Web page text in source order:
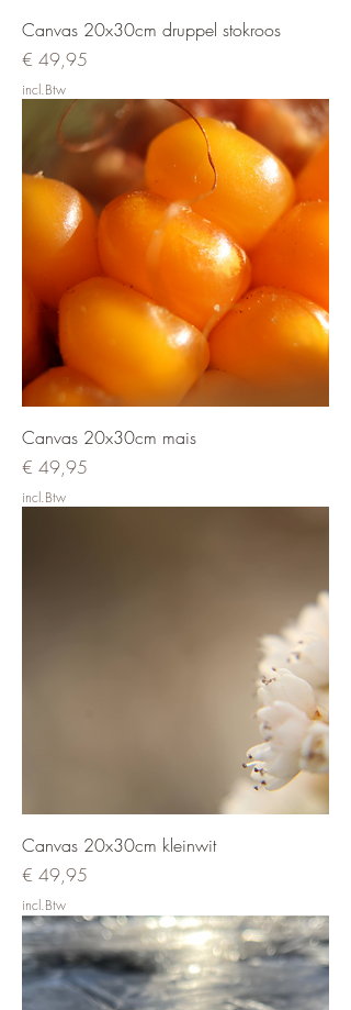
Canvas 20x30cm druppel stokroos
Prijs
€ 49,95
incl.Btw
Canvas 20x30cm mais
Prijs
€ 49,95
incl.Btw
Canvas 20x30cm kleinwit
Prijs
€ 49,95
incl.Btw